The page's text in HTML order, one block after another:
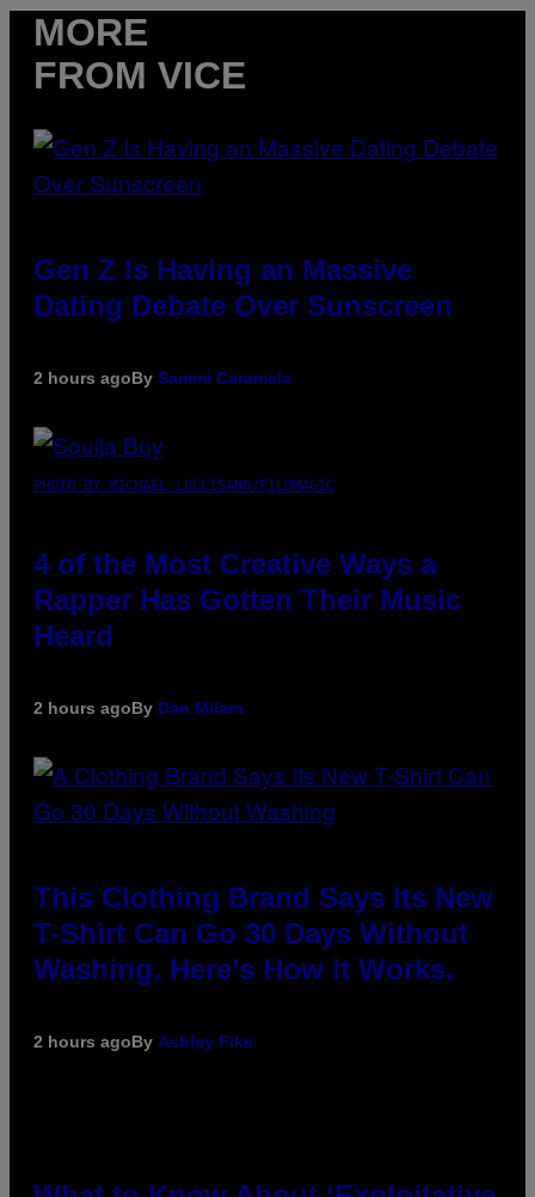
MORE
FROM VICE
Gen Z Is Having an Massive
Dating Debate Over Sunscreen
2 hours agoBy Sammi Caramela
PHOTO BY MICHAEL LOCCISANO/FILMMAGIC
4 of the Most Creative Ways a
Rapper Has Gotten Their Music
Heard
2 hours agoBy Dan Milam
This Clothing Brand Says Its New
T-Shirt Can Go 30 Days Without
Washing. Here’s How It Works.
2 hours agoBy Ashley Fike